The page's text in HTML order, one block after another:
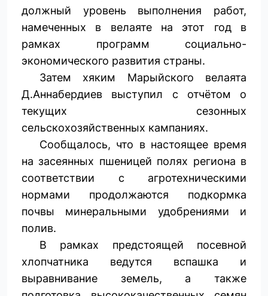
должный уровень выполнения работ,
намеченных в велаяте на этот год в
рамках программ социально-
экономического развития страны.
Затем хяким Марыйского велаята
Д.Аннабердиев выступил с отчётом о
текущих сезонных
сельскохозяйственных кампаниях.
Сообщалось, что в настоящее время
на засеянных пшеницей полях региона в
соответствии с агротехническими
нормами продолжаются подкормка
почвы минеральными удобрениями и
полив.
В рамках предстоящей посевной
хлопчатника ведутся вспашка и
выравнивание земель, а также